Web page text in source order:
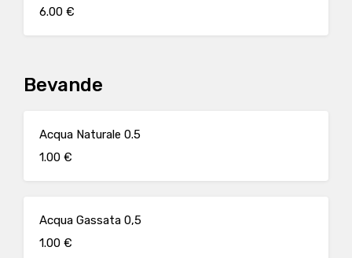
6.00 €
Bevande
Acqua Naturale 0.5
1.00 €
Acqua Gassata 0,5
1.00 €